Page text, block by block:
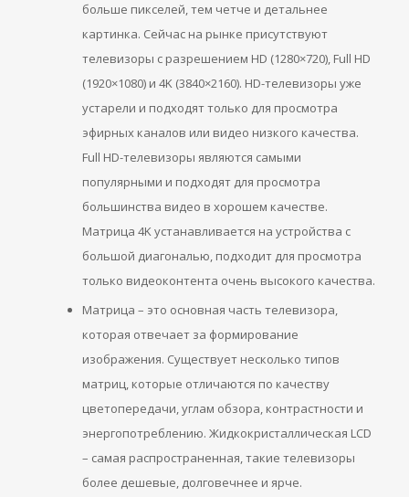
больше пикселей, тем четче и детальнее
картинка. Сейчас на рынке присутствуют
телевизоры с разрешением HD (1280×720), Full HD
(1920×1080) и 4K (3840×2160). HD-телевизоры уже
устарели и подходят только для просмотра
эфирных каналов или видео низкого качества.
Full HD-телевизоры являются самыми
популярными и подходят для просмотра
большинства видео в хорошем качестве.
Матрица 4K устанавливается на устройства с
большой диагональю, подходит для просмотра
только видеоконтента очень высокого качества.
Матрица – это основная часть телевизора,
которая отвечает за формирование
изображения. Существует несколько типов
матриц, которые отличаются по качеству
цветопередачи, углам обзора, контрастности и
энергопотреблению. Жидкокристаллическая LCD
– самая распространенная, такие телевизоры
более дешевые, долговечнее и ярче.